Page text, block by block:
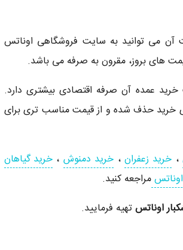
آن می توانید به سایت فروشگاهی اوناتس
های بروز، مقرون به صرفه می باشد.
عمده آن صرفه اقتصادی بیشتری دارد.
خرید حذف شده و از قیمت مناسب تری برای
، خرید زعفران ، خرید دمنوش ، خرید گیاهان
مراجعه کنید.
اوناتستهیه فرمایید.